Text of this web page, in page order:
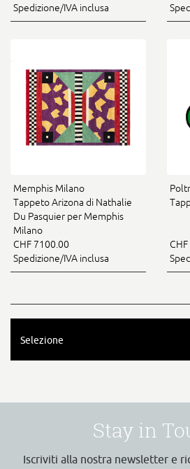
Spedizione/IVA inclusa
Memphis Milano
Tappeto Arizona di Nathalie
Du Pasquier per Memphis
Milano
CHF 7100.00
Spedizione/IVA inclusa
Selezione
Stay in
Iscriviti alla nostra newsletter e